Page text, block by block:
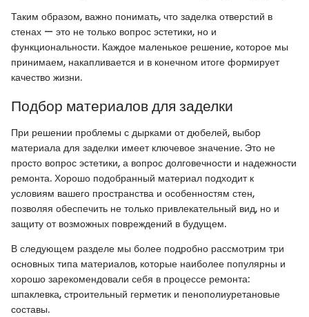
Таким образом, важно понимать, что заделка отверстий в
стенах — это не только вопрос эстетики, но и
функциональности. Каждое маленькое решение, которое мы
принимаем, накапливается и в конечном итоге формирует
качество жизни.
Подбор материалов для заделки
При решении проблемы с дырками от дюбелей, выбор
материала для заделки имеет ключевое значение. Это не
просто вопрос эстетики, а вопрос долговечности и надежности
ремонта. Хорошо подобранный материал подходит к
условиям вашего пространства и особенностям стен,
позволяя обеспечить не только привлекательный вид, но и
защиту от возможных повреждений в будущем.
В следующем разделе мы более подробно рассмотрим три
основных типа материалов, которые наиболее популярны и
хорошо зарекомендовали себя в процессе ремонта:
шпаклевка, строительный герметик и пенополиуретановые
составы.